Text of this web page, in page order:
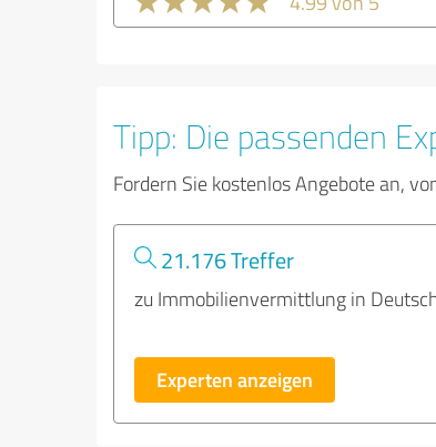
Tipp: Die passenden
Fordern Sie kostenlos Angebote an,
21.176 Treffer
zu Immobilienvermittlung in
Experten anzeigen